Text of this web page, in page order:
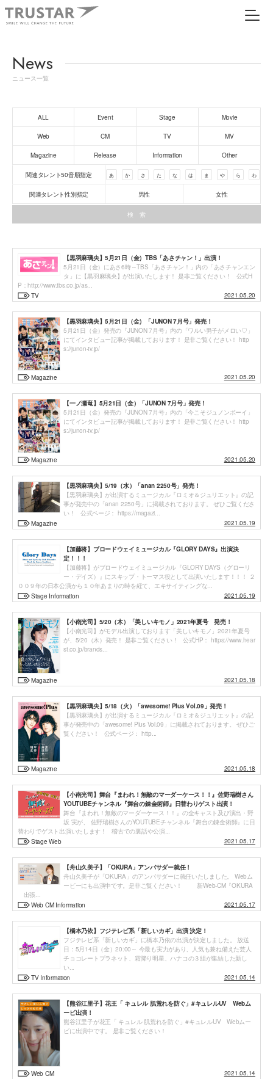
News
ニュース一覧
ALL Event Stage Movie
Web CM TV MV
Magazine Release Information Other
関連タレント50音順指定 あ か さ た な は ま や ら わ
関連タレント性別指定 男性 女性
【黒羽麻璃央】5月21日（金）TBS「あさチャン！」出演！
5月21日（金）にあさ6時～TBS「あさチャン！」内の「あさチャンエン
タ」に【黒羽麻璃央】が出演いたします！ 是非ご覧ください！ 公式H
P：http://www.tbs.co.jp/as...
TV
2021.05.20
【黒羽麻璃央】5月21日（金）「JUNON 7月号」発売！
5月21日（金）発売の『JUNON 7月号』内の「ワルい男子がメロい♡」
にてインタビュー記事が掲載しております！ 是非ご覧ください！ http
s://junon-tv.jp/
Magazine 2021.05.20
【一ノ瀬竜】5月21日（金）「JUNON 7月号」発売！
5月21日（金）発売の『JUNON 7月号』内の「今こそジュノンボーイ」
にてインタビュー記事が掲載しております！ 是非ご覧ください！ http
s://junon-tv.jp/
Magazine 2021.05.20
【黒羽麻璃央】5/19（水）「anan 2250号」発売！
【黒羽麻璃央】が出演するミュージカル『ロミオ＆ジュリエット』の記
事が発売中の「anan 2250号」に掲載されております。 ぜひご覧くださ
い！ 公式ページ： https://magazi...
Magazine
2021.05.19
【加藤将】ブロードウェイミュージカル『GLORY DAYS』出演決
定！！！
【加藤将】がブロードウェイミュージカル『GLORY DAYS（グローリ
ー・デイズ）』にスキップ・トーマス役として出演いたします！！！ ２
００９年の日本公演から１０年あまりの時を経て、エキサイティングな...
Stage Information
2021.05.19
【小南光司】5/20（木）「美しいキモノ」2021年夏号 発売！
【小南光司】がモデル出演しております「美しいキモノ」2021年夏号
が、5/20（木）発売！ 是非ご覧ください！ 公式HP： https://www.hear
st.co.jp/brands...
Magazine 2021.05.18
【黒羽麻璃央】5/18（火）「awesome! Plus Vol.09」発売！
【黒羽麻璃央】が出演するミュージカル『ロミオ＆ジュリエット』の記
事が発売中の「awesome! Plus Vol.09」に掲載されております。 ぜひご
覧ください！ 公式ページ： http...
Magazine 2021.05.18
【小南光司】舞台『まわれ！無敵のマーダーケース！！』佐野瑞樹さん
YOUTUBEチャンネル『舞台の錬金術師』日替わりゲスト出演！
舞台『まわれ！無敵のマーダーケース！！』の全キャスト及び演出・野
坂 実が、 佐野瑞樹さんのYOUTUBEチャンネル『舞台の錬金術師』に日
替わりでゲスト出演いたします！ 稽古での裏話や公演...
Stage Web
2021.05.17
【舟山久美子】「OKURA」アンバサダー就任！
舟山久美子が「OKURA」のアンバサダーに就任いたしました。 Webム
ービーにも出演中です。是非ご覧ください！ 新Web-CM『OKURA
出張...
Web CM Information
2021.05.17
【橋本乃依】フジテレビ系「新しいカギ」出演 決定！
フジテレビ系「新しいカギ」に橋本乃依の出演が決定しました。 放送
日：5月14日（金）20:00～ 今最も実力があり、人気も兼ね備えた芸人
チョコレートプラネット、霜降り明星、ハナコの３組が集結した新し
い...
TV Information
2021.05.14
【熊谷江里子】花王「 キュレル 肌荒れを防ぐ」#キュレルUV Webム
ービ出演！
熊谷江里子が花王「 キュレル 肌荒れを防ぐ」#キュレルUV Webムー
ビに出演中です。 是非ご覧ください！
Web CM 2021.05.14